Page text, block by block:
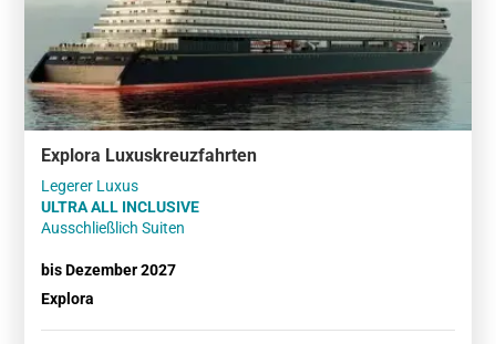
Explora Luxuskreuzfahrten
ULTRA ALL INCLUSIVE
Ausschließlich Suiten
bis Dezember 2027
Explora